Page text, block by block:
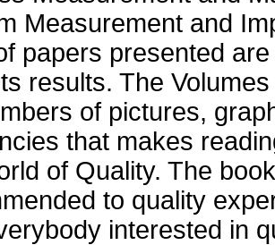
Measurement and
papers presented
results. The
of pictures,
that makes
of Quality. The
to quality
interested in